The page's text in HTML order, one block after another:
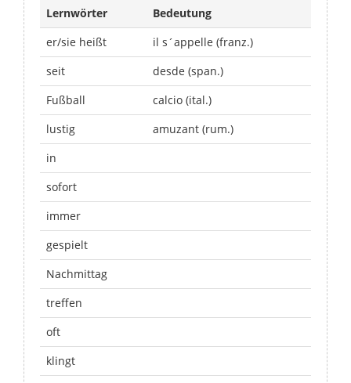
Lernwörter
Bedeutung
er/sie heißt
il s´appelle (franz.)
seit
desde (span.)
Fußball
calcio (ital.)
lustig
amuzant (rum.)
in
sofort
immer
gespielt
Nachmittag
treffen
oft
klingt